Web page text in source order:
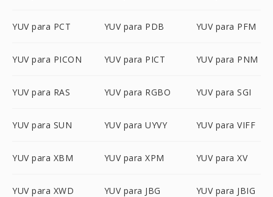
YUV para PCT YUV para PDB YUV para PFM
YUV para PICON YUV para PICT YUV para PNM
YUV para RAS YUV para RGBO YUV para SGI
YUV para SUN YUV para UYVY YUV para VIFF
YUV para XBM YUV para XPM YUV para XV
YUV para XWD YUV para JBG YUV para JBIG